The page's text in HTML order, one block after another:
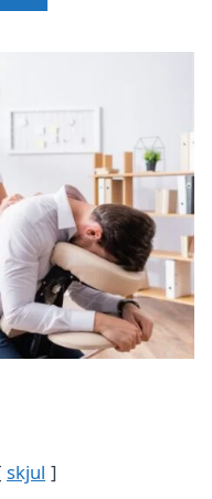
skjul